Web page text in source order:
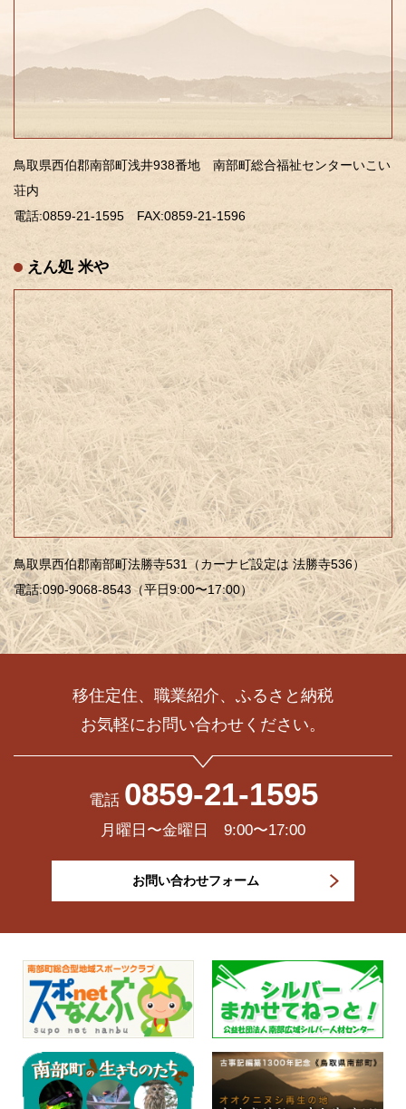
鳥取県西伯郡南部町浅井938番地 南部町総合福祉センターいこい
荘内
電話:0859-21-1595 FAX:0859-21-1596
えん処 米や
鳥取県西伯郡南部町法勝寺531（カーナビ設定は 法勝寺536）
電話:090-9068-8543（平日9:00〜17:00）
移住定住、職業紹介、ふるさと納税
お気軽にお問い合わせください。
電話 0859-21-1595
月曜日〜金曜日 9:00〜17:00
お問い合わせフォーム